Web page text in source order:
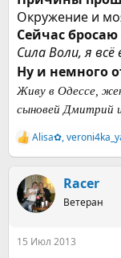
Окружение и
Сейчас
Сила Воли, я всё
Ну и немного
Живу в Одессе,
сыновей Дмитрий
Р
е
к
ц
и
Alisa✿,
Racer
Ветеран
15 Июл 2013